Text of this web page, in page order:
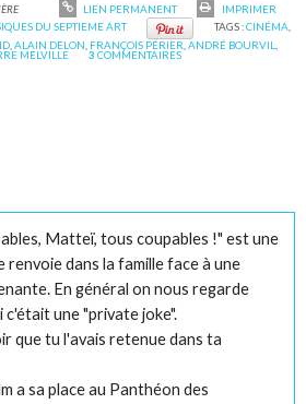
LIEN PERMANENT
IMPRIMER
DU SEPTIEME ART TAGS :CINÉMA,
,ALAIN DELON FRANÇOIS PÉRIER ,ANDRÉ BOURVIL
MELVILLE 3 COMMENTAIRES
Matteï, tous coupables !" est une
renvoie dans la famille face à une
En général on nous regarde
c'était une "private joke".
que tu l'avais retenue dans ta
a sa place au Panthéon des